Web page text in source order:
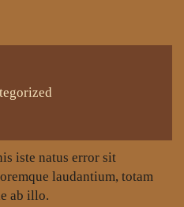
iste natus error sit
laudantium, totam
ab illo.